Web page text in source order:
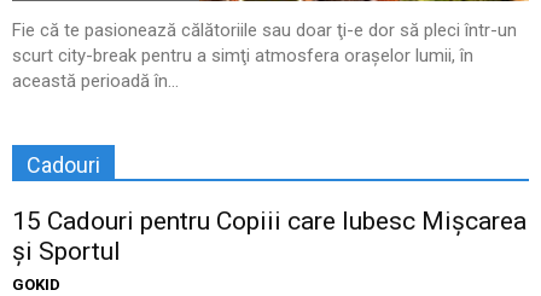
Fie că te pasionează călătoriile sau doar ţi-e dor să pleci într-un
scurt city-break pentru a simţi atmosfera oraşelor lumii, în
această perioadă în...
Cadouri
15 Cadouri pentru Copiii care Iubesc Mișcarea
și Sportul
GOKID